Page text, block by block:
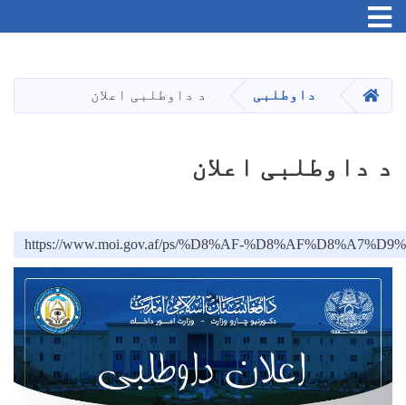
دانګل
Toggle navigation
کور داوطلبی د داوطلبی اعلان
د داوطلبی اعلان
https://www.moi.gov.af/ps/%D8%AF-